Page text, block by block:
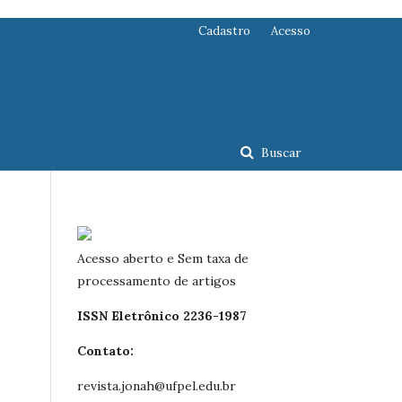
Buscar
Cadastro Acesso
Acesso aberto e Sem taxa de
processamento de artigos
ISSN Eletrônico 2236-1987
Contato:
revista.jonah@ufpel.edu.br